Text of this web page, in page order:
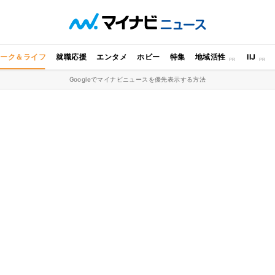
ク＆ライフ 就職応援 エンタメ ホビー 特集 地域活性 IIJ
Googleでマイナビニュースを優先表示する方法